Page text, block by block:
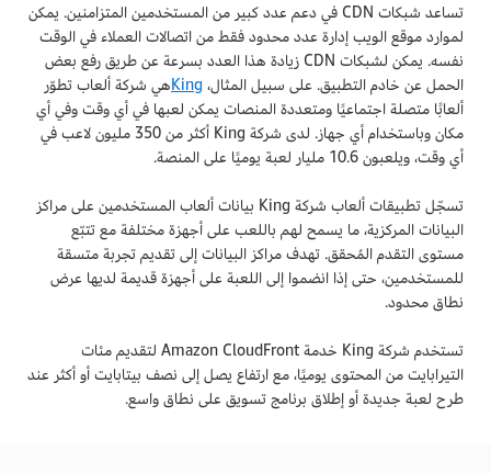
تساعد شبكات CDN في دعم عدد كبير من المستخدمين المتزامنين. يمكن
لموارد موقع الويب إدارة عدد محدود فقط من اتصالات العملاء في الوقت
نفسه. يمكن لشبكات CDN زيادة هذا العدد بسرعة عن طريق رفع بعض
الحمل عن خادم التطبيق. على سبيل المثال، Kingهي شركة ألعاب تطوّر
ألعابًا متصلة اجتماعيًا ومتعددة المنصات يمكن لعبها في أي وقت وفي أي
مكان وباستخدام أي جهاز. لدى شركة King أكثر من 350 مليون لاعب في
أي وقت، ويلعبون 10.6 مليار لعبة يوميًا على المنصة.
تسجّل تطبيقات ألعاب شركة King بيانات ألعاب المستخدمين على مراكز
البيانات المركزية، ما يسمح لهم باللعب على أجهزة مختلفة مع تتبّع
مستوى التقدم المُحقق. تهدف مراكز البيانات إلى تقديم تجربة متسقة
للمستخدمين، حتى إذا انضموا إلى اللعبة على أجهزة قديمة لديها عرض
نطاق محدود.
تستخدم شركة King خدمة Amazon CloudFront لتقديم مئات
التيرابايت من المحتوى يوميًا، مع ارتفاع يصل إلى نصف بيتابايت أو أكثر عند
طرح لعبة جديدة أو إطلاق برنامج تسويق على نطاق واسع.